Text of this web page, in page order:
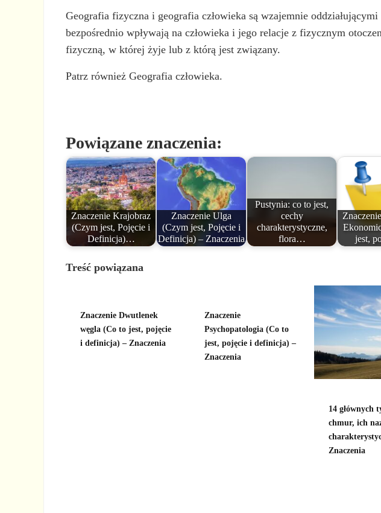
Geografia fizyczna i geografia człowieka są wzajemnie
bezpośrednio wpływają na człowieka i jego relacje z fizycznym
fizyczną, w której żyje lub z którą jest związany.
Patrz również Geografia człowieka.
Powiązane znaczenia:
Znaczenie Krajobraz
(Czym jest, Pojęcie i
Definicja)…
Znaczenie Ulga
(Czym jest, Pojęcie i
Definicja) – Znaczenia
Pustynia: co to jest,
cechy
charakterystyczne,
flora…
jest,
Treść powiązana
Znaczenie Dwutlenek
węgla (Co to jest, pojęcie
i definicja) – Znaczenia
Znaczenie
Psychopatologia (Co to
jest, pojęcie i definicja) –
Znaczenia
14 głównych
chmur, ich
Znaczenia